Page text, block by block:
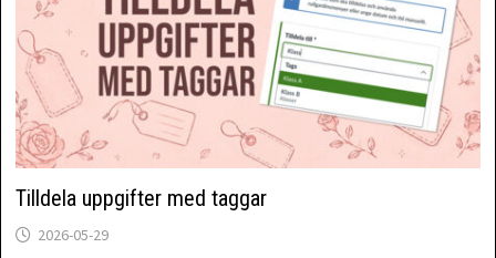
Tilldela uppgifter med taggar
2026-05-29